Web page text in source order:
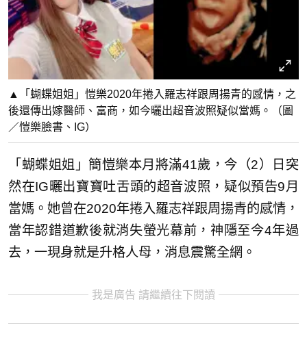
▲「蝴蝶姐姐」愷樂2020年捲入羅志祥跟周揚青的感情，之
後還傳出嫁醫師、富商，如今曬出超音波照疑似當媽。（圖
／愷樂臉書、IG）
「蝴蝶姐姐」簡愷樂本月將滿41歲，今（2）日突
然在IG曬出寶寶吐舌頭的超音波照，疑似預告9月
當媽。她曾在2020年捲入羅志祥跟周揚青的感情，
當年認錯道歉後就消失螢光幕前，神隱至今4年過
去，一現身就是升格人母，消息震驚全網。
我是廣告 請繼續往下閱讀